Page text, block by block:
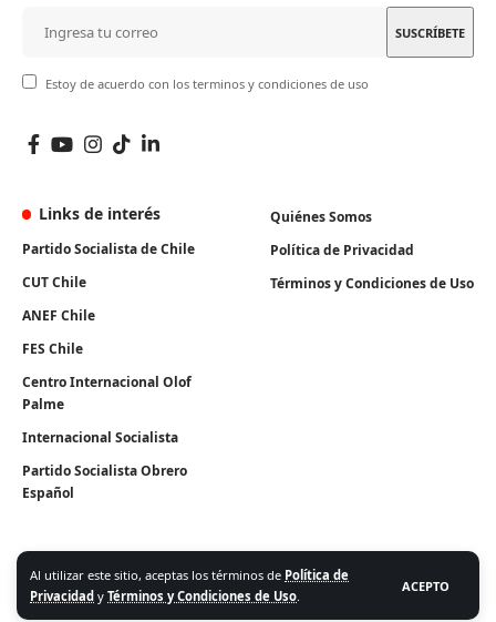
Al utilizar este sitio, aceptas los términos de Política de
Privacidad y Términos y Condiciones de Uso.
ACEPTO
Estoy de acuerdo con los terminos y condiciones de uso
Links de interés
Partido Socialista de Chile
CUT Chile
ANEF Chile
FES Chile
Centro Internacional Olof
Palme
Internacional Socialista
Partido Socialista Obrero
Español
Quiénes Somos
Política de Privacidad
Términos y Condiciones de Uso
Algunos Derechos Reservados. Instituto Igualdad 2026.